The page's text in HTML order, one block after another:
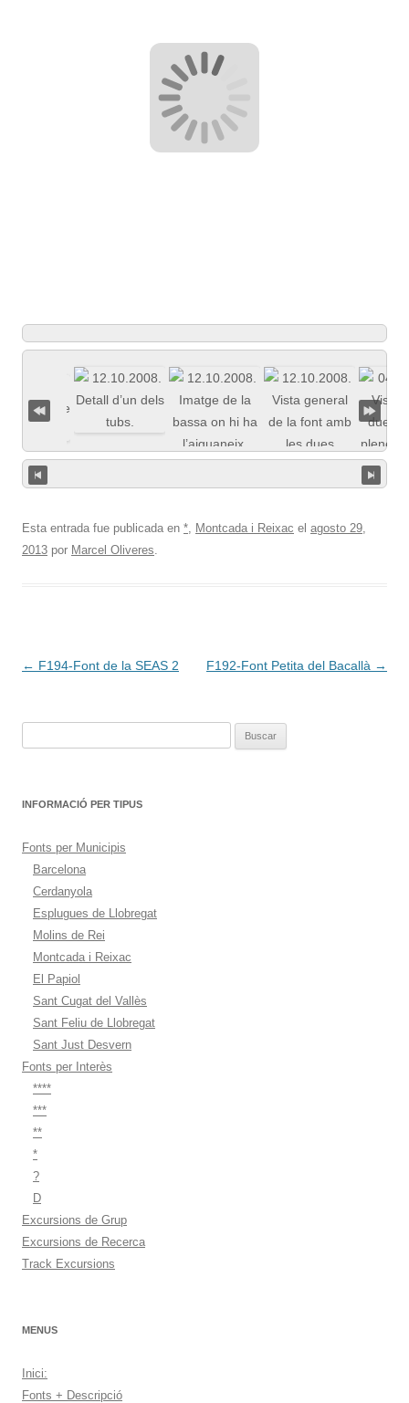
Esta entrada fue publicada en *, Montcada i Reixac el agosto 29,
2013 por Marcel Oliveres.
Navegación
← F194-Font de la SEAS 2 F192-Font Petita del Bacallà →
INFORMACIÓ PER TIPUS
Fonts per Municipis
Barcelona
Cerdanyola
Esplugues de Llobregat
Molins de Rei
Montcada i Reixac
El Papiol
Sant Cugat del Vallès
Sant Feliu de Llobregat
Sant Just Desvern
Fonts per Interès
****
***
**
*
?
D
Excursions de Grup
Excursions de Recerca
Track Excursions
MENUS
Inici:
Fonts + Descripció